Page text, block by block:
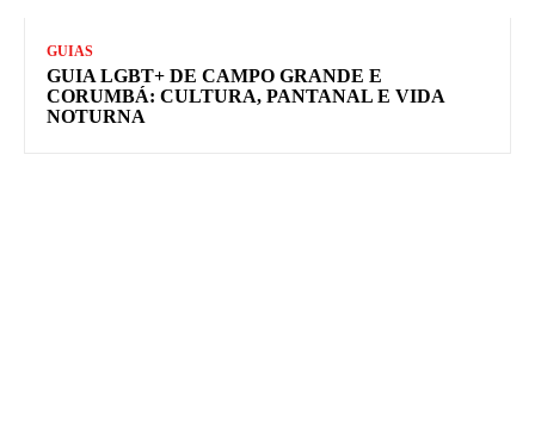
GUIAS
GUIA LGBT+ DE CAMPO GRANDE E
CORUMBÁ: CULTURA, PANTANAL E VIDA
NOTURNA